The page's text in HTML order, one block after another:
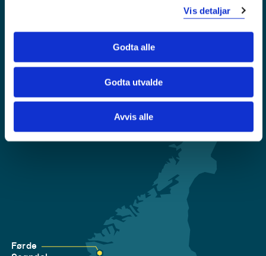
Vis detaljar
Godta alle
Godta utvalde
Avvis alle
Krise- og beredskapsnummer
Tilgjengelegheitserklæring
Personvern
Førde